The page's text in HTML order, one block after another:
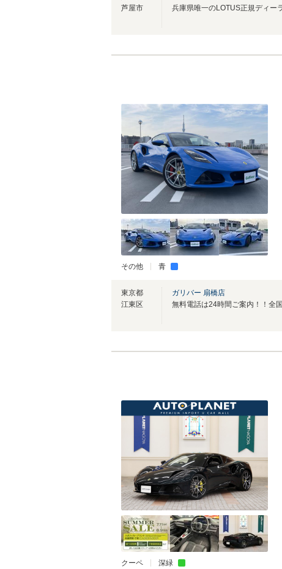
芦屋市
その他 青
東京都
江東区
ガリバー 扇橋店
クーペ 深緑